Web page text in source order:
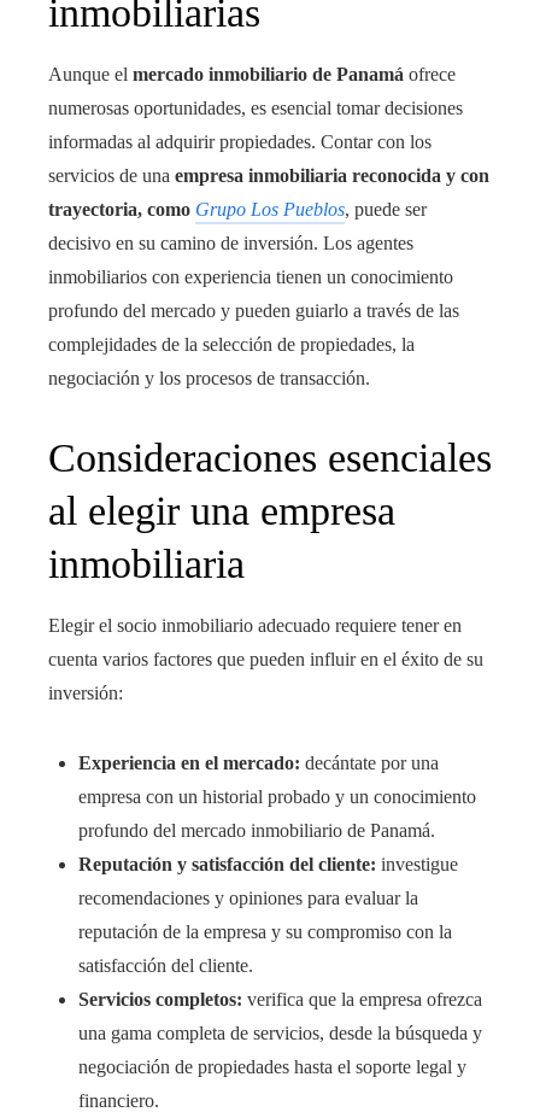
inmobiliarias
Aunque el mercado inmobiliario de Panamá ofrece
numerosas oportunidades, es esencial tomar decisiones
informadas al adquirir propiedades. Contar con los
servicios de una empresa inmobiliaria reconocida y con
trayectoria, como Grupo Los Pueblos, puede ser
decisivo en su camino de inversión. Los agentes
inmobiliarios con experiencia tienen un conocimiento
profundo del mercado y pueden guiarlo a través de las
complejidades de la selección de propiedades, la
negociación y los procesos de transacción.
Consideraciones esenciales
al elegir una empresa
inmobiliaria
Elegir el socio inmobiliario adecuado requiere tener en
cuenta varios factores que pueden influir en el éxito de su
inversión:
Experiencia en el mercado: decántate por una
empresa con un historial probado y un conocimiento
profundo del mercado inmobiliario de Panamá.
Reputación y satisfacción del cliente: investigue
recomendaciones y opiniones para evaluar la
reputación de la empresa y su compromiso con la
satisfacción del cliente.
Servicios completos: verifica que la empresa ofrezca
una gama completa de servicios, desde la búsqueda y
negociación de propiedades hasta el soporte legal y
financiero.